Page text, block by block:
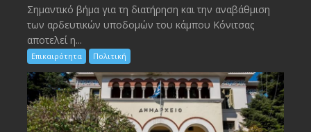
Σημαντικό βήμα για τη διατήρηση και την αναβάθμιση
των αρδευτικών υποδομών του κάμπου Κόνιτσας
αποτελεί η...
Επικαιρότητα Πολιτική